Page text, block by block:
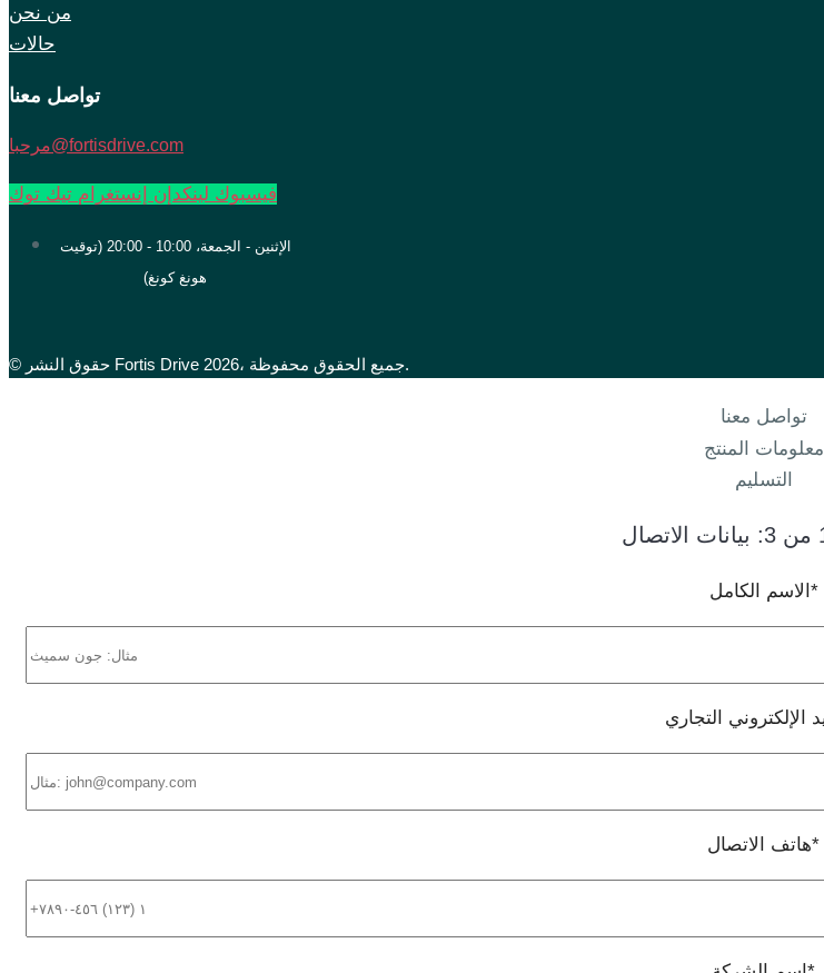
من نحن
حالات
تواصل معنا
مرحبا@fortisdrive.com
فيسبوك لينكدإن إنستغرام تيك توك
الإثنين - الجمعة، 10:00 - 20:00 (توقيت
هونغ كونغ)
© حقوق النشر Fortis Drive 2026، جميع الحقوق محفوظة.
تواصل معنا
معلومات المنتج
التسليم
الاسم الكامل*
هاتف الاتصال*